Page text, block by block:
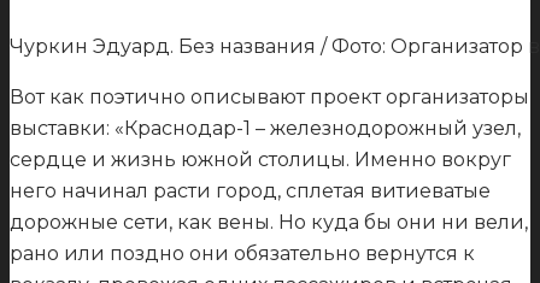
Чуркин Эдуард. Без названия / Фото: Организатор
Вот как поэтично описывают проект организаторы
выставки: «Краснодар-1 – железнодорожный узел,
сердце и жизнь южной столицы. Именно вокруг
него начинал расти город, сплетая витиеватые
дорожные сети, как вены. Но куда бы они ни вели,
рано или поздно они обязательно вернутся к